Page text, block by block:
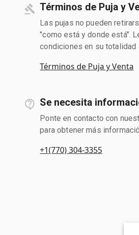
Términos de Puja y
Las pujas no pueden
"como está y donde está".
condiciones en su totalidad
Términos de Puja y Venta
Se necesita
Ponte en contacto con
para obtener más
+1(770) 304-3355